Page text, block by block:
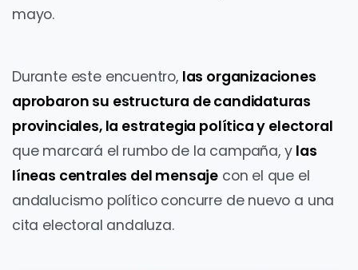
mayo.
Durante este encuentro, las organizaciones
aprobaron su estructura de candidaturas
provinciales, la estrategia política y electoral
que marcará el rumbo de la campaña, y las
líneas centrales del mensaje con el que el
andalucismo político concurre de nuevo a una
cita electoral andaluza.